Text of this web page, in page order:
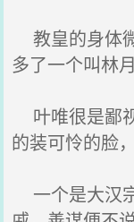
教皇的身体
多了一个叫林
叶唯很是鄙
的装可怜的脸
一个是大汉